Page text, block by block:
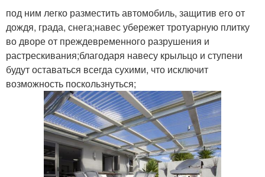
под ним легко разместить автомобиль, защитив его от
дождя, града, снега;навес убережет тротуарную плитку
во дворе от преждевременного разрушения и
растрескивания;благодаря навесу крыльцо и ступени
будут оставаться всегда сухими, что исключит
возможность поскользнуться;